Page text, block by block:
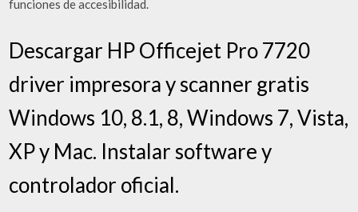
funciones de accesibilidad.
Descargar HP Officejet Pro 7720
driver impresora y scanner gratis
Windows 10, 8.1, 8, Windows 7, Vista,
XP y Mac. Instalar software y
controlador oficial.